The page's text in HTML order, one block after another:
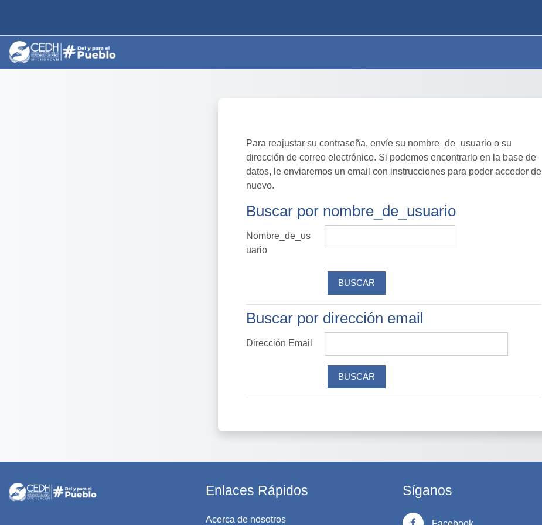
Para reajustar su contraseña, envíe su nombre_de_usuario o su
dirección de correo electrónico. Si podemos encontrarlo en la base de
datos, le enviaremos un email con instrucciones para poder acceder de
nuevo.
Buscar por nombre_de_usuario
Buscar por nombre_de_usuario
Nombre_de_us
uario
Buscar por dirección email
Buscar por dirección email
Dirección Email
Enlaces Rápidos
Acerca de nosotros
Síganos